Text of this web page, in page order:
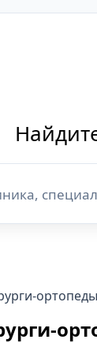
ортопеды